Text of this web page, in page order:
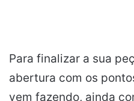
Para finalizar a sua
abertura com os
vem fazendo, ainda